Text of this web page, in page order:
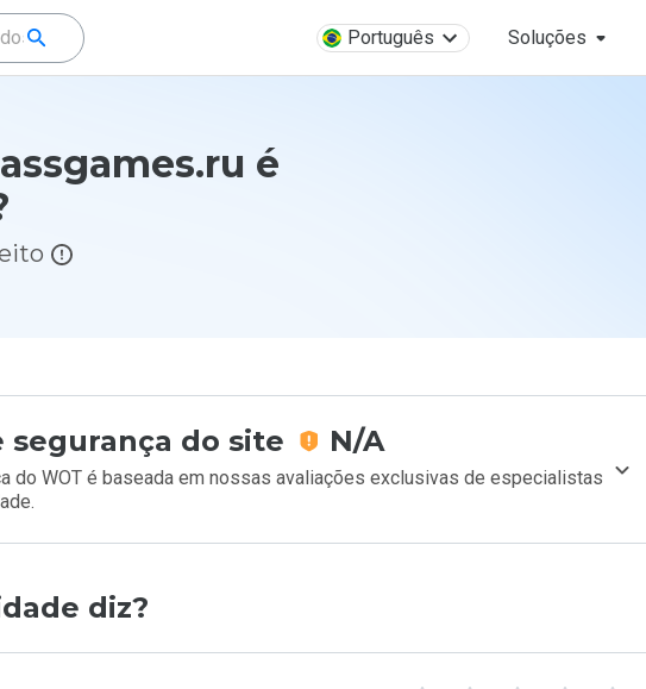
Português Soluções
é
segurança do site N/A
do WOT é baseada em nossas avaliações exclusivas de especialistas
diz?